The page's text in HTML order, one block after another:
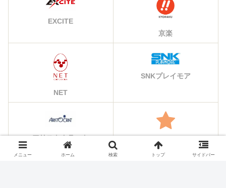
EXCITE
京楽
NET
SNKプレイモア
アリストクラート その他のメーカー
メニュー ホーム 検索 トップ サイドバー